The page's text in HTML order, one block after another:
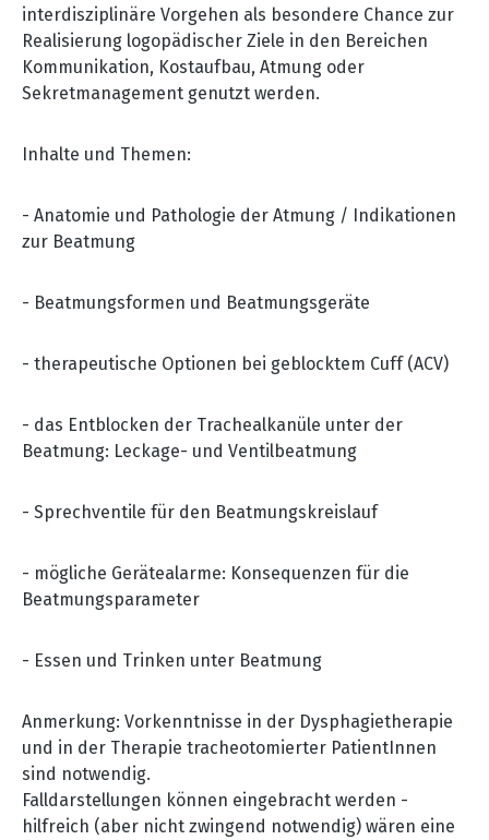
interdisziplinäre Vorgehen als besondere Chance zur
Realisierung logopädischer Ziele in den Bereichen
Kommunikation, Kostaufbau, Atmung oder
Sekretmanagement genutzt werden.
Inhalte und Themen:
- Anatomie und Pathologie der Atmung / Indikationen
zur Beatmung
- Beatmungsformen und Beatmungsgeräte
- therapeutische Optionen bei geblocktem Cuff (ACV)
- das Entblocken der Trachealkanüle unter der
Beatmung: Leckage- und Ventilbeatmung
- Sprechventile für den Beatmungskreislauf
- mögliche Gerätealarme: Konsequenzen für die
Beatmungsparameter
- Essen und Trinken unter Beatmung
Anmerkung: Vorkenntnisse in der Dysphagietherapie
und in der Therapie tracheotomierter PatientInnen
sind notwendig.
Falldarstellungen können eingebracht werden -
hilfreich (aber nicht zwingend notwendig) wären eine